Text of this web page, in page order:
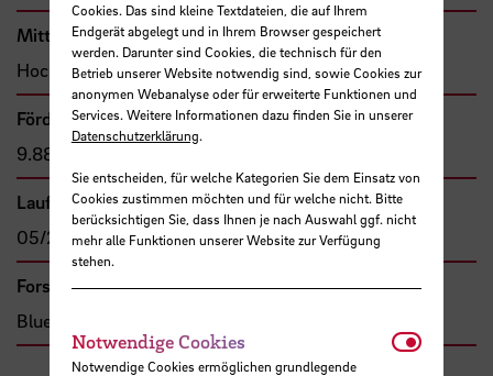
Mittel- bzw. Auftragsgeber
Hochschule Bremen, F&E-Fonds
Förder- bzw. Auftragssumme
9.889,76 €
Laufzeit
05/2022 - 06/2023
Forschungs- und Transfercluster
Blue Sciences
Cookies. Das sind kleine Textdateien, die auf Ihrem
Endgerät abgelegt und in Ihrem Browser gespeichert
werden. Darunter sind Cookies, die technisch für den
Betrieb unserer Website notwendig sind, sowie Cookies zur
anonymen Webanalyse oder für erweiterte Funktionen und
Services. Weitere Informationen dazu finden Sie in unserer
Datenschutzerklärung.
Sie entscheiden, für welche Kategorien Sie dem Einsatz von
Cookies zustimmen möchten und für welche nicht. Bitte
berücksichtigen Sie, dass Ihnen je nach Auswahl ggf. nicht
mehr alle Funktionen unserer Website zur Verfügung
stehen.
Notwendige Cookies
Notwendige Cookies ermöglichen grundlegende